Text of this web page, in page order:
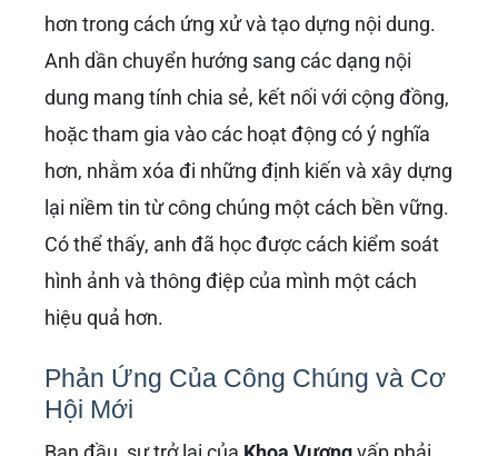
hơn trong cách ứng xử và tạo dựng nội dung.
Anh dần chuyển hướng sang các dạng nội
dung mang tính chia sẻ, kết nối với cộng đồng,
hoặc tham gia vào các hoạt động có ý nghĩa
hơn, nhằm xóa đi những định kiến và xây dựng
lại niềm tin từ công chúng một cách bền vững.
Có thể thấy, anh đã học được cách kiểm soát
hình ảnh và thông điệp của mình một cách
hiệu quả hơn.
Phản Ứng Của Công Chúng và Cơ
Hội Mới